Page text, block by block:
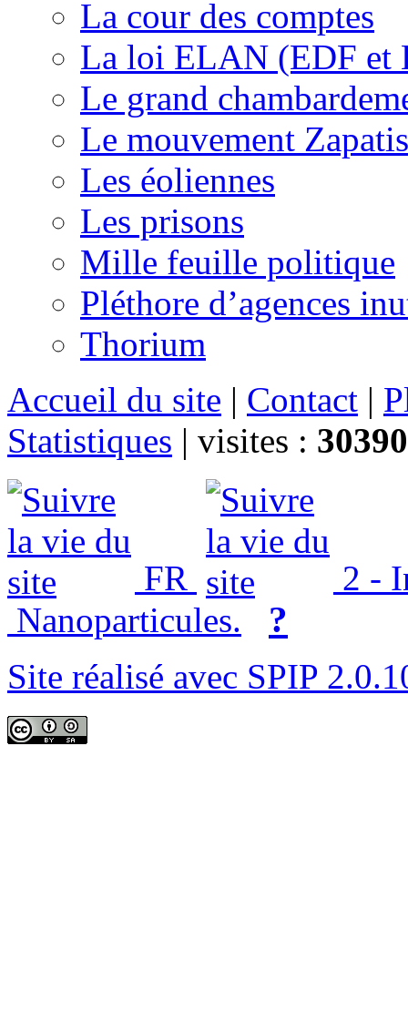
La cour des comptes
La loi ELAN (EDF et
Le grand
Le mouvement
Les éoliennes
Les prisons
Mille feuille politique
Pléthore d’agences
Thorium
Accueil du site | Contact |
Statistiques | visites :
FR
2 -
Nanoparticules.
?
Site réalisé avec SPIP